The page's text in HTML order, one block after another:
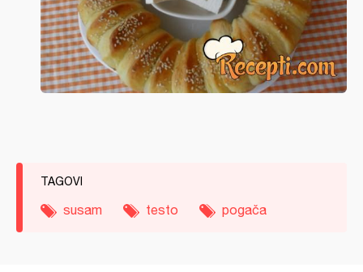
TAGOVI
susam testo pogača